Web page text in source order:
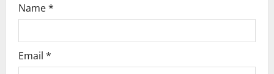
Name*
Email *